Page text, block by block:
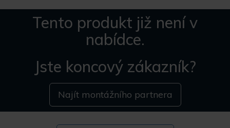
Tento produkt již není v
nabídce.
Jste koncový zákazník?
Najít montážního partnera